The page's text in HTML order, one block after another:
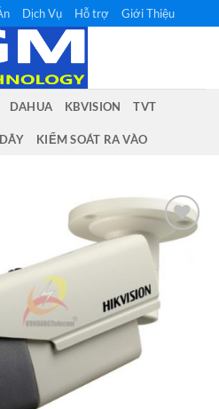
Dịch Vụ Hỗ trợ Giới Thiệu
DAHUA KBVISION TVT
KIỂM SOÁT RA VÀO
Add to